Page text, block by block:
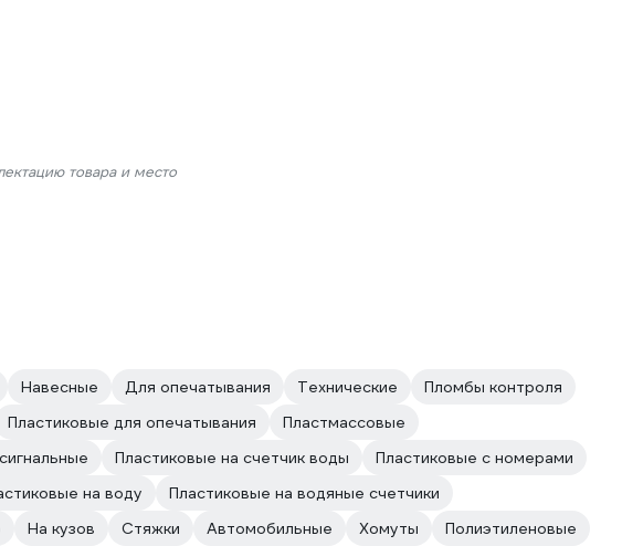
товара и место
Навесные Для опечатывания Технические
Пломбы контроля
Пластиковые для опечатывания
Пластмассовые
Пластиковые на счетчик воды
Пластиковые с номерами
на воду
Пластиковые на водяные счетчики
На кузов Стяжки Автомобильные Хомуты
Полиэтиленовые